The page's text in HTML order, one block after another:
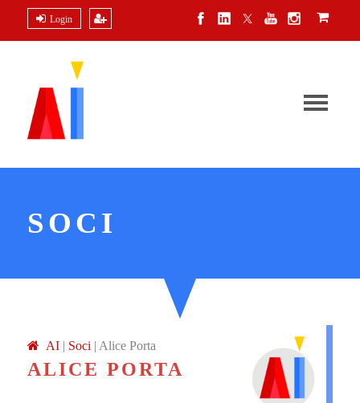
Login
SOCI
AI | Soci | Alice Porta
ALICE PORTA